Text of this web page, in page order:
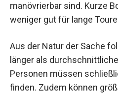
manövrierbar sind. Kurze
weniger gut für lange
Aus der Natur der Sache
länger als
Personen müssen
finden. Zudem können